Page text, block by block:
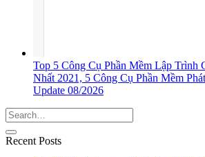
Top 5 Công Cụ Phần Mềm Lập Trình
Nhất 2021, 5 Công Cụ Phần Mềm
Update 08/2026
Recent Posts